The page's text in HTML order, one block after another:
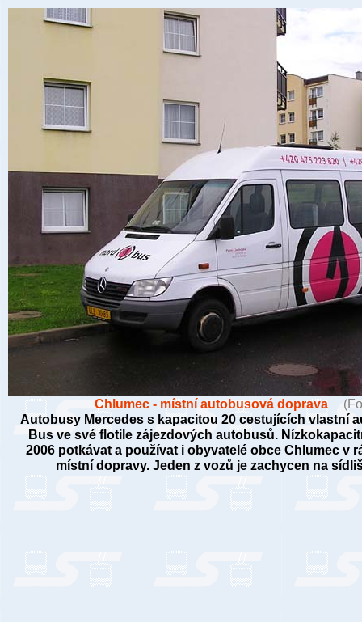
Chlumec - místní autobusová doprava
Autobusy Mercedes s kapacitou 20 cestujících vlastní
Bus ve své flotile zájezdových autobusů.
2006 potkávat a používat i obyvatelé obce Chlumec v
místní dopravy. Jeden z vozů je zachycen na